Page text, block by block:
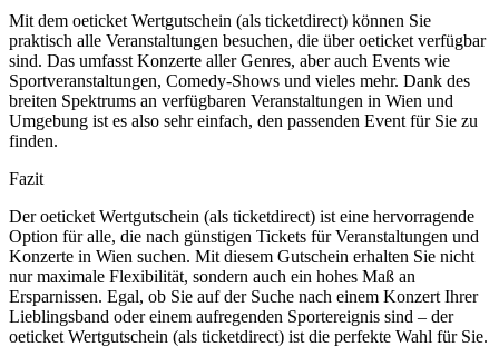
Mit dem oeticket Wertgutschein (als ticketdirect) können Sie
praktisch alle Veranstaltungen besuchen, die über oeticket verfügbar
sind. Das umfasst Konzerte aller Genres, aber auch Events wie
Sportveranstaltungen, Comedy-Shows und vieles mehr. Dank des
breiten Spektrums an verfügbaren Veranstaltungen in Wien und
Umgebung ist es also sehr einfach, den passenden Event für Sie zu
finden.
Fazit
Der oeticket Wertgutschein (als ticketdirect) ist eine hervorragende
Option für alle, die nach günstigen Tickets für Veranstaltungen und
Konzerte in Wien suchen. Mit diesem Gutschein erhalten Sie nicht
nur maximale Flexibilität, sondern auch ein hohes Maß an
Ersparnissen. Egal, ob Sie auf der Suche nach einem Konzert Ihrer
Lieblingsband oder einem aufregenden Sportereignis sind – der
oeticket Wertgutschein (als ticketdirect) ist die perfekte Wahl für Sie.